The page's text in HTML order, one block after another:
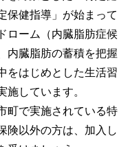
保健指導」が始まって
ローム（内臓脂肪症候
内臓脂肪の蓄積を把握
をはじめとした生活習
施しています。
町で実施されている特
険以外の方は、加入し